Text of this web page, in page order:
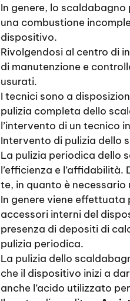
In genere, lo
una combustione
dispositivo.
Rivolgendosi al centro di
di manutenzione e
usurati.
I tecnici sono a
pulizia completa dello
l’intervento di un tecnico
Intervento di pulizia dello
La pulizia periodica dello
l’efficienza e
te, in quanto è
In genere viene
accessori interni del
presenza di depositi di
pulizia periodica.
La pulizia dello
che il dispositivo inizi a
anche l’acido utilizzato